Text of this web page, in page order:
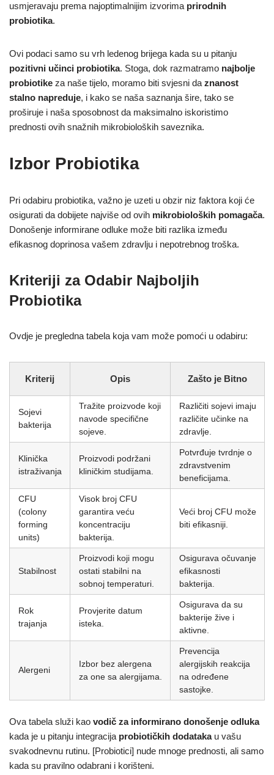
usmjeravaju prema najoptimalnijim izvorima prirodnih
probiotika.
Ovi podaci samo su vrh ledenog brijega kada su u pitanju
pozitivni učinci probiotika. Stoga, dok razmatramo najbolje
probiotike za naše tijelo, moramo biti svjesni daznanost
stalno napreduje, i kako se naša saznanja šire, tako se
proširuje i naša sposobnost da maksimalno iskoristimo
prednosti ovih snažnih mikrobioloških saveznika.
Izbor Probiotika
Pri odabiru probiotika, važno je uzeti u obzir niz faktora koji će
osigurati da dobijete najviše od ovih mikrobioloških pomagača.
Donošenje informirane odluke može biti razlika između
efikasnog doprinosa vašem zdravlju i nepotrebnog troška.
Kriteriji za Odabir Najboljih
Probiotika
Ovdje je pregledna tabela koja vam može pomoći u odabiru:
Kriterij Opis Zašto je Bitno
Sojevi
bakterija
Tražite proizvode koji
navode specifične
sojeve.
Različiti sojevi imaju
različite učinke na
zdravlje.
Klinička
istraživanja
Proizvodi podržani
kliničkim studijama.
Potvrđuje tvrdnje o
zdravstvenim
beneficijama.
CFU
(colony
forming
units)
Visok broj CFU
garantira veću
koncentraciju
bakterija.
Veći broj CFU može
biti efikasniji.
Stabilnost
Proizvodi koji mogu
ostati stabilni na
sobnoj temperaturi.
Osigurava očuvanje
efikasnosti
bakterija.
Rok
trajanja
Provjerite datum
isteka.
Osigurava da su
bakterije žive i
aktivne.
Alergeni
Izbor bez alergena
za one sa alergijama.
Prevencija
alergijskih reakcija
na određene
sastojke.
Ova tabela služi kao vodič za informirano donošenje odluka
kada je u pitanju integracija probiotičkih dodatakau vašu
svakodnevnu rutinu. [Probiotici] nude mnoge prednosti, ali samo
kada su pravilno odabrani i korišteni.